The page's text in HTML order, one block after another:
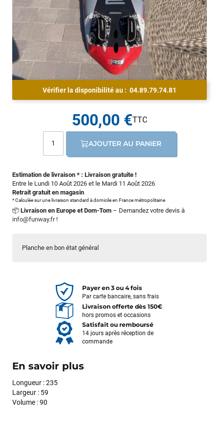
Planche en bon état général
Vérifier la disponibilité au : 04.89.79.74.81
Estimation de livraison * : Livraison gratuite !
Entre le Lundi 10 Août 2026 et le Mardi 11 Août 2026
Retrait gratuit en magasin
* Calculée sur une livraison standard à domicile en France métropolitaine
📦 Livraison en Europe et Dom-Tom – Demandez votre devis à
info@funway.fr!
500,00 €
AJOUTER AU PANIER
Payer en 3 ou 4 fois
Par carte bancaire, sans frais
Livraison offerte dès 150€
hors promos et occasions
Satisfait ou remboursé
14 jours après réception de
commande
En savoir plus
Longueur : 235
Largeur : 59
Volume : 90